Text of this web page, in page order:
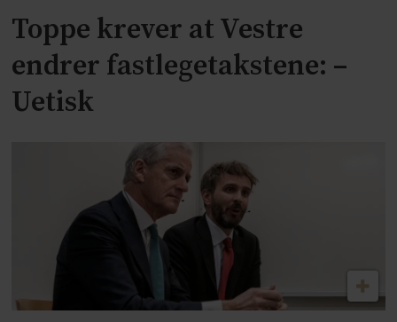
Toppe krever at Vestre
endrer fastlegetakstene: –
Uetisk